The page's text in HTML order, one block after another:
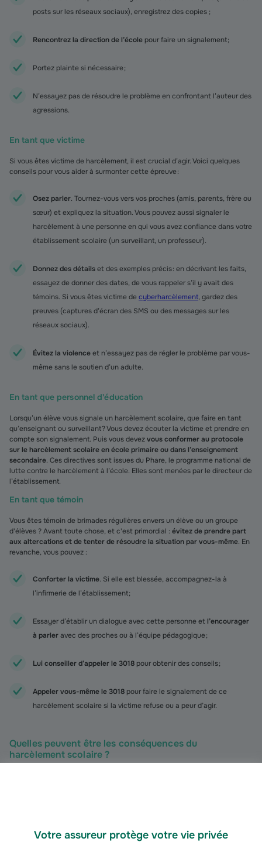
Votre assureur protège votre vie privée
posts sur les réseaux sociaux), enregistrez des copies ;
Rencontrez la direction de l’école pour faire un signalement ;
Portez plainte si nécessaire ;
N’essayez pas de résoudre le problème en confrontant l’auteur des
agressions.
En tant que victime
Si vous êtes victime de harcèlement, il est crucial d’agir. Voici quelques
conseils pour vous aider à surmonter cette épreuve :
Osez parler. Tournez-vous vers vos proches (amis, parents, frère ou
sœur) et expliquez la situation. Vous pouvez aussi signaler le
harcèlement à une personne en qui vous avez confiance dans votre
établissement scolaire (un surveillant, un professeur).
Donnez des détailset des exemples précis : en décrivant les faits,
essayez de donner des dates, de vous rappeler s’il y avait des
témoins. Si vous êtes victime decyberharcèlement, gardez des
preuves (captures d’écran des SMS ou des messages sur les
réseaux sociaux).
Évitez la violenceet n’essayez pas de régler le problème par vous-
même sans le soutien d’un adulte.
En tant que personnel d'éducation
Lorsqu’un élève vous signale un harcèlement scolaire, que faire en tant
qu’enseignant ou surveillant ? Vous devez écouter la victime et prendre en
compte son signalement. Puis vous devezvous conformer au protocole
sur le harcèlement scolaire en école primaire ou dans l’enseignement
secondaire. Ces directives sont issues du Phare, le programme national de
lutte contre le harcèlement à l’école. Elles sont menées par le directeur de
l’établissement.
En tant que témoin
Vous êtes témoin de brimades régulières envers un élève ou un groupe
d'élèves ? Avant toute chose, et c'est primordial : évitez de prendre part
aux altercations et de tenter de résoudre la situation par vous-même. En
revanche, vous pouvez :
Conforter la victime. Si elle est blessée, accompagnez-la à
l’infirmerie de l’établissement ;
Essayer d’établir un dialogue avec cette personne etl’encourager
à parleravec des proches ou à l’équipe pédagogique ;
Lui conseiller d’appeler le 3018 pour obtenir des conseils ;
Appeler vous-même le 3018 pour faire le signalement de ce
harcèlement scolaire si la victime refuse ou a peur d’agir.
Quelles peuvent être les conséquences du
harcèlement scolaire ?